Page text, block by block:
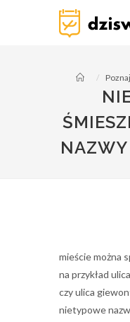
dziswlodzi.pl
mieście można
na przykład
czy ulica
nietypowe